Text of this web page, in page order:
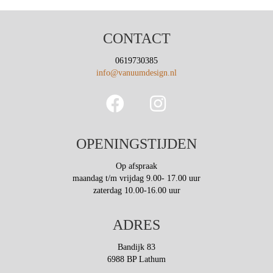
Deze
kan
gekozen
worden
op
productpagina
CONTACT
0619730385
info@vanuumdesign.nl
OPENINGSTIJDEN
Op afspraak
maandag t/m vrijdag 9.00- 17.00 uur
zaterdag 10.00-16.00 uur
ADRES
Bandijk 83
6988 BP Lathum